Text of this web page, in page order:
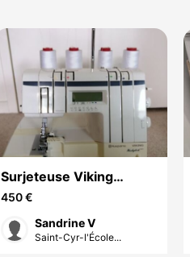
Surjeteuse Viking
Huskylock 910
Husqvarna
450 €
Sandrine V
Saint-Cyr-l'École...